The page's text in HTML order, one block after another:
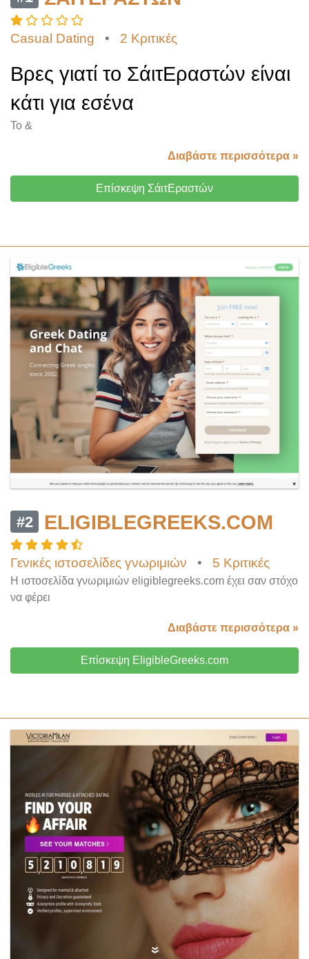
Casual Dating • 2 Κριτικές
Βρες γιατί το ΣάιτΕραστών είναι
κάτι για εσένα
Το &
Διαβάστε περισσότερα »
Επίσκεψη ΣάιτΕραστών
#2 ELIGIBLEGREEKS.COM
Γενικές ιστοσελίδες γνωριμιών • 5 Κριτικές
Η ιστοσελίδα γνωριμιών eligiblegreeks.com έχει σαν στόχο
να φέρει
Διαβάστε περισσότερα »
Επίσκεψη EligibleGreeks.com